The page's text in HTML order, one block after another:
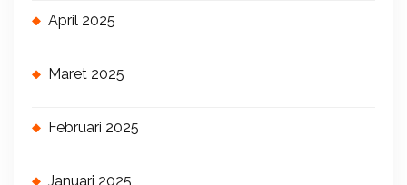
April 2025
Maret 2025
Februari 2025
Januari 2025